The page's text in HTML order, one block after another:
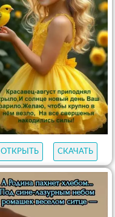
ОТКРЫТЬ СКАЧАТЬ